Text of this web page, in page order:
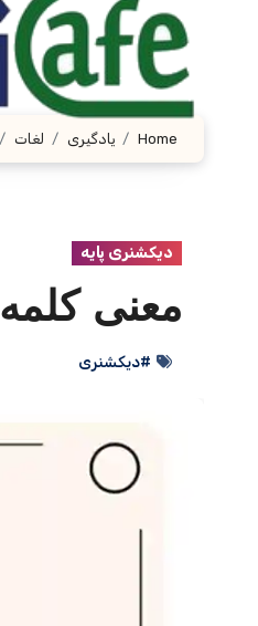
Home یادگیری لغات
دیکشنری پایه
معنی کلمه Tall به فارسی با چند مثال
#دیکشنری